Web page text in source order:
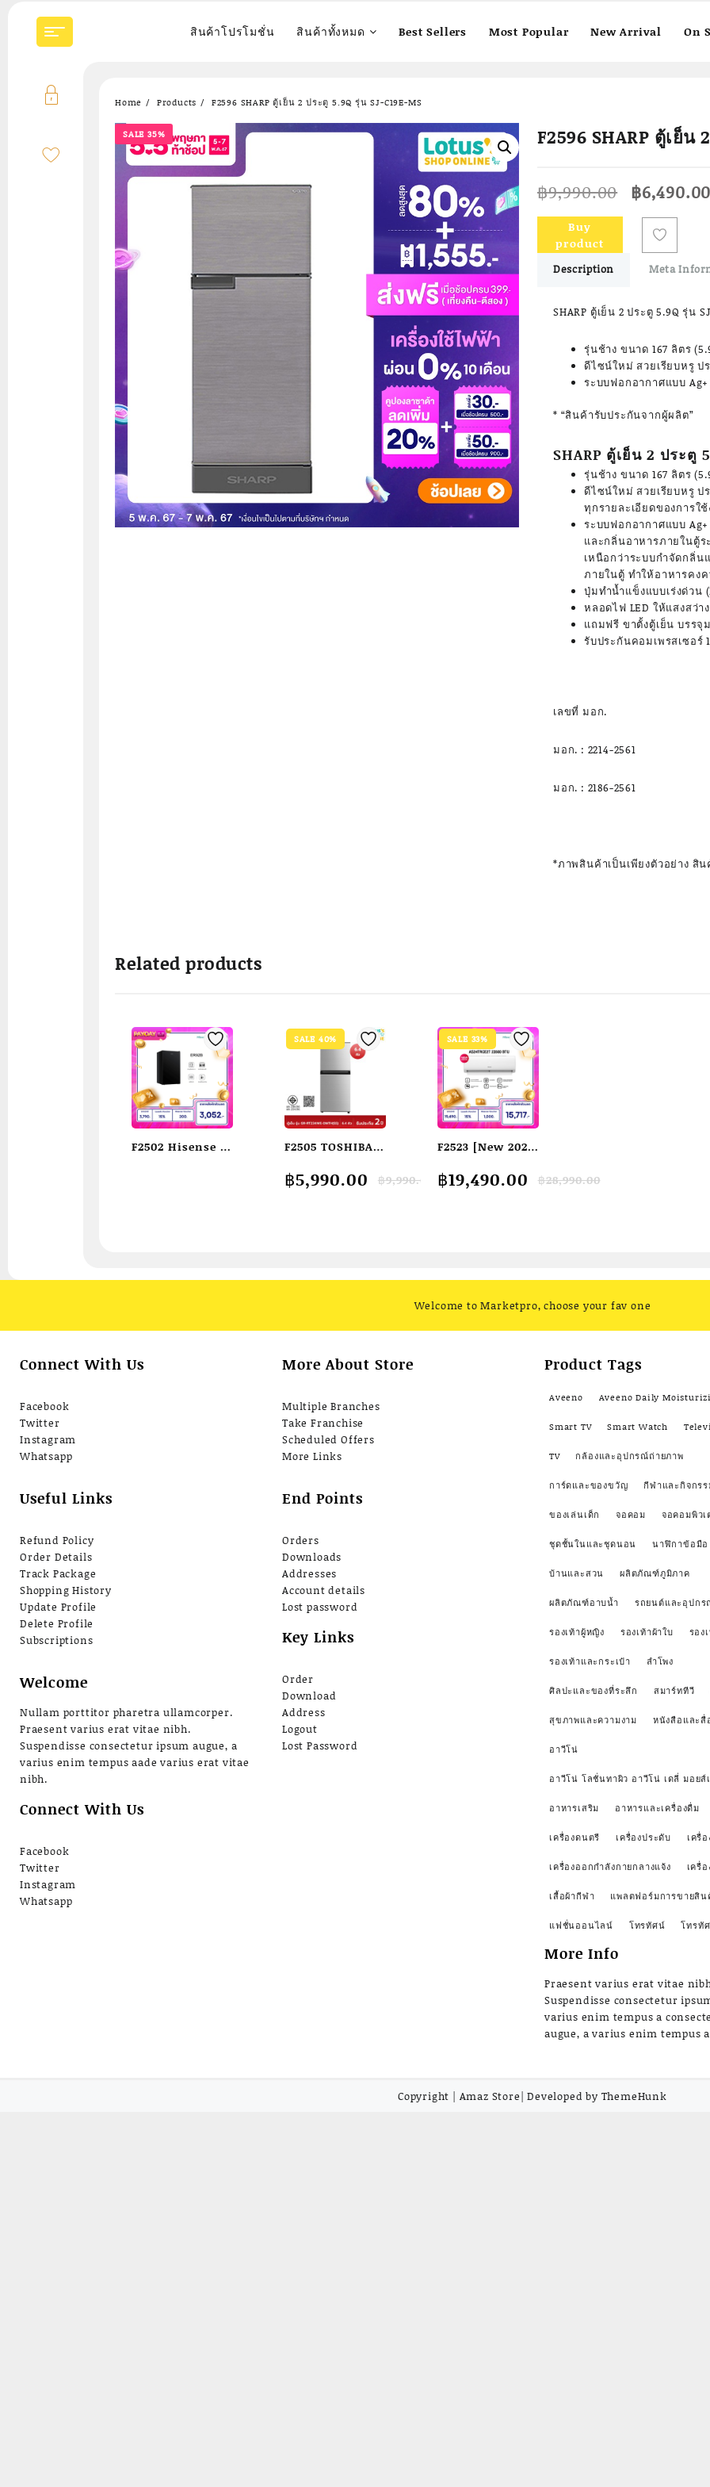
content
สินค้าโปรโมชั่น สินค้าทั้งหมด Best Sellers Most Popular New Arrival On
Home Products F2596 SHARP ตู้เย็น 2 ประตู 5.9Q รุ่น SJ-C19E-MS
SALE 35% F2596 SHARP ตู้เย็น
฿9,990.00 Original
price
was:
฿9,990.00.
฿6,490.00
Buy
product
Description Meta
SHARP ตู้เย็น 2 ประตู 5.9Q รุ่น
รุ่นช้าง ขนาด 167 ลิตร
ดีไซน์ใหม่ สวยเรียบหรู ป
ระบบฟอกอากาศแบบ
* “สินค้ารับประกันจากผู้ผลิต”
SHARP ตู้เย็น 2 ประตู
รุ่นช้าง ขนาด 167 ลิตร
ดีไซน์ใหม่ สวยเรียบหรู ป
ทุกรายละเอียดของการใ
ระบบฟอกอากาศแบบ
และกลิ่นอาหารภายในตู้
เหนือกว่าระบบกำจัดกลิ่
ภายในตู้ ทำให้อาหารคง
ปุ่มทำน้ำแข็งแบบเร่งด่วน
หลอดไฟ LED ให้แสงสว่า
แถมฟรี ขาตั้งตู้เย็น บรรจุ
รับประกันคอมเพรสเซอร์
เลขที่ มอก.
มอก. : 2214-2561
มอก. : 2186-2561
*ภาพสินค้าเป็นเพียงตัวอย่าง สิ
Related products
F2502 Hisense ตู้
SALE 40%
F2505 TOSHIBA
2ประตู ขนาด 6.4฿9,990.00
Original
price
฿5,990.00
Current
price
SALE 33%
F2523 [New 2024]
ปรับอากาศติดผนัง
฿28,990.00
Original
price
฿19,490.00
Current
price
Welcome to Marketpro, choose your fav one
Connect With Us
Facebook
Twitter
Instagram
Whatsapp
Useful Links
Refund Policy
Order Details
Track Package
Shopping History
Update Profile
Delete Profile
Subscriptions
Welcome
Nullam porttitor pharetra ullamcorper.
Praesent varius erat vitae nibh.
Suspendisse consectetur ipsum augue, a
varius enim tempus aade varius erat vitae
nibh.
Connect With Us
Facebook
Twitter
Instagram
Whatsapp
More About Store
Multiple Branches
Take Franchise
Scheduled Offers
More Links
End Points
Orders
Downloads
Addresses
Account details
Lost password
Key Links
Order
Download
Address
Logout
Lost Password
Product Tags
Aveeno Aveeno Daily
Smart TV Smart Watch
TV กล้องและอุปกรณ์ถ่ายภาพ
การ์ดและของขวัญ กีฬาและกิจกรร
ของเล่นเด็ก จอคอม จอคอมพิวเ
ชุดชั้นในและชุดนอน นาฬิกาข้อมือ
บ้านและสวน ผลิตภัณฑ์ภูมิภาค
ผลิตภัณฑ์อาบน้ำ รถยนต์และอุปกร
รองเท้าผู้หญิง รองเท้าผ้าใบ รอง
รองเท้าและกระเป๋า ลำโพง
ศิลปะและของที่ระลึก สมาร์ททีวี
สุขภาพและความงาม หนังสือและสื่
อาวีโน่
อาวีโน่ โลชั่นทาผิว อาวีโน่ เดลี่ มอยส์
อาหารเสริม อาหารและเครื่องดื่ม
เครื่องดนตรี เครื่องประดับ เครื่
เครื่องออกกำลังกายกลางแจ้ง เครื่
เสื้อผ้ากีฬา แพลตฟอร์มการขายสิน
แฟชั่นออนไลน์ โทรทัศน์ โทรทั
More Info
Praesent varius erat vitae
Suspendisse consectetur
varius enim tempus a
augue, a varius enim tempus a
Copyright | Amaz Store| Developed by ThemeHunk